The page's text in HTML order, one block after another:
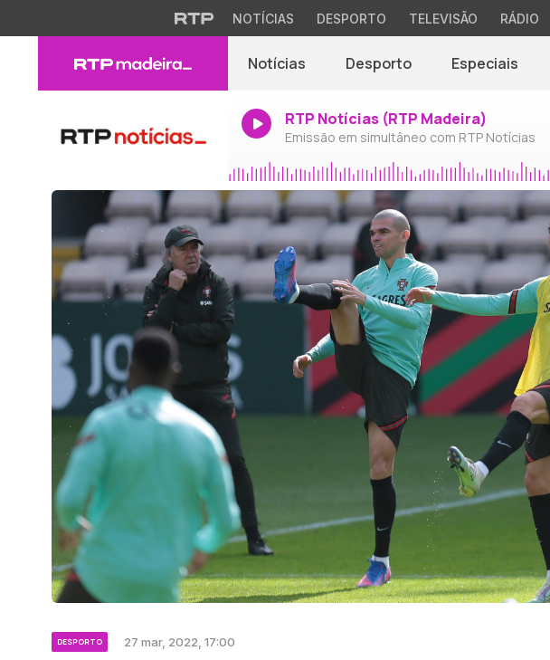
NOTÍCIAS DESPORTO TELEVISÃO RÁDIO
Notícias Desporto Especiais
RTP Notícias (RTP Madeira)
Emissão em simultâneo com RTP Notícias
DESPORTO 27 mar, 2022, 17:00